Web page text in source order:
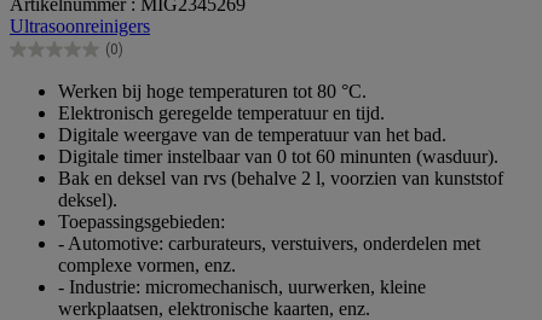
van
de
5
Ultrasoonreinigers
(0)
0.0
sterren.
Werken bij hoge temperaturen tot 80 °C.
Elektronisch geregelde temperatuur en tijd.
Digitale weergave van de temperatuur van het bad.
Digitale timer instelbaar van 0 tot 60 minunten (wasduur).
Bak en deksel van rvs (behalve 2 l, voorzien van kunststof
deksel).
Toepassingsgebieden:
- Automotive: carburateurs, verstuivers, onderdelen met
complexe vormen, enz.
- Industrie: micromechanisch, uurwerken, kleine
werkplaatsen, elektronische kaarten, enz.